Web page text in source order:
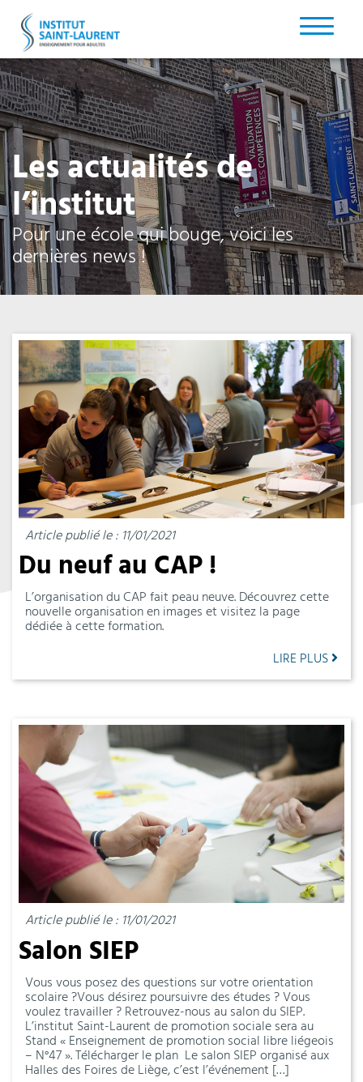
Les actualités de
l’institut
Pour une école qui bouge, voici les
dernières news !
Article publié le : 11/01/2021
Du neuf au CAP !
L’organisation du CAP fait peau neuve. Découvrez cette
nouvelle organisation en images et visitez la page
dédiée à cette formation.
LIRE PLUS
Article publié le : 11/01/2021
Salon SIEP
Vous vous posez des questions sur votre orientation
scolaire ?Vous désirez poursuivre des études ? Vous
voulez travailler ? Retrouvez-nous au salon du SIEP.
L’institut Saint-Laurent de promotion sociale sera au
Stand « Enseignement de promotion social libre liégeois
– N°47 ». Télécharger le plan Le salon SIEP organisé aux
Halles des Foires de Liège, c’est l’événement […]